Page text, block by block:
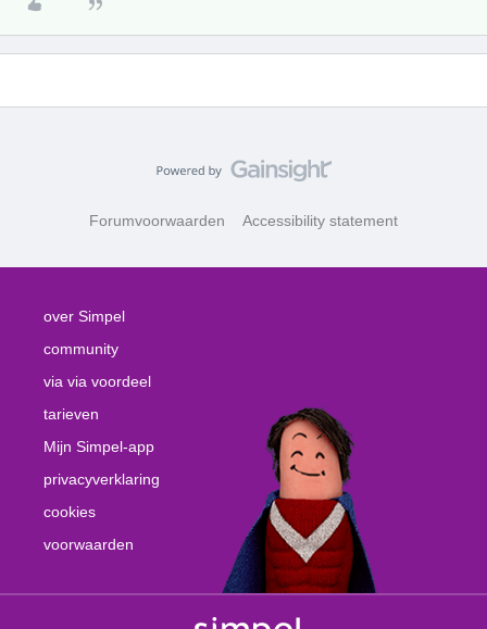
Forumvoorwaarden Accessibility statement
over Simpel
community
via via voordeel
tarieven
Mijn Simpel-app
privacyverklaring
cookies
voorwaarden